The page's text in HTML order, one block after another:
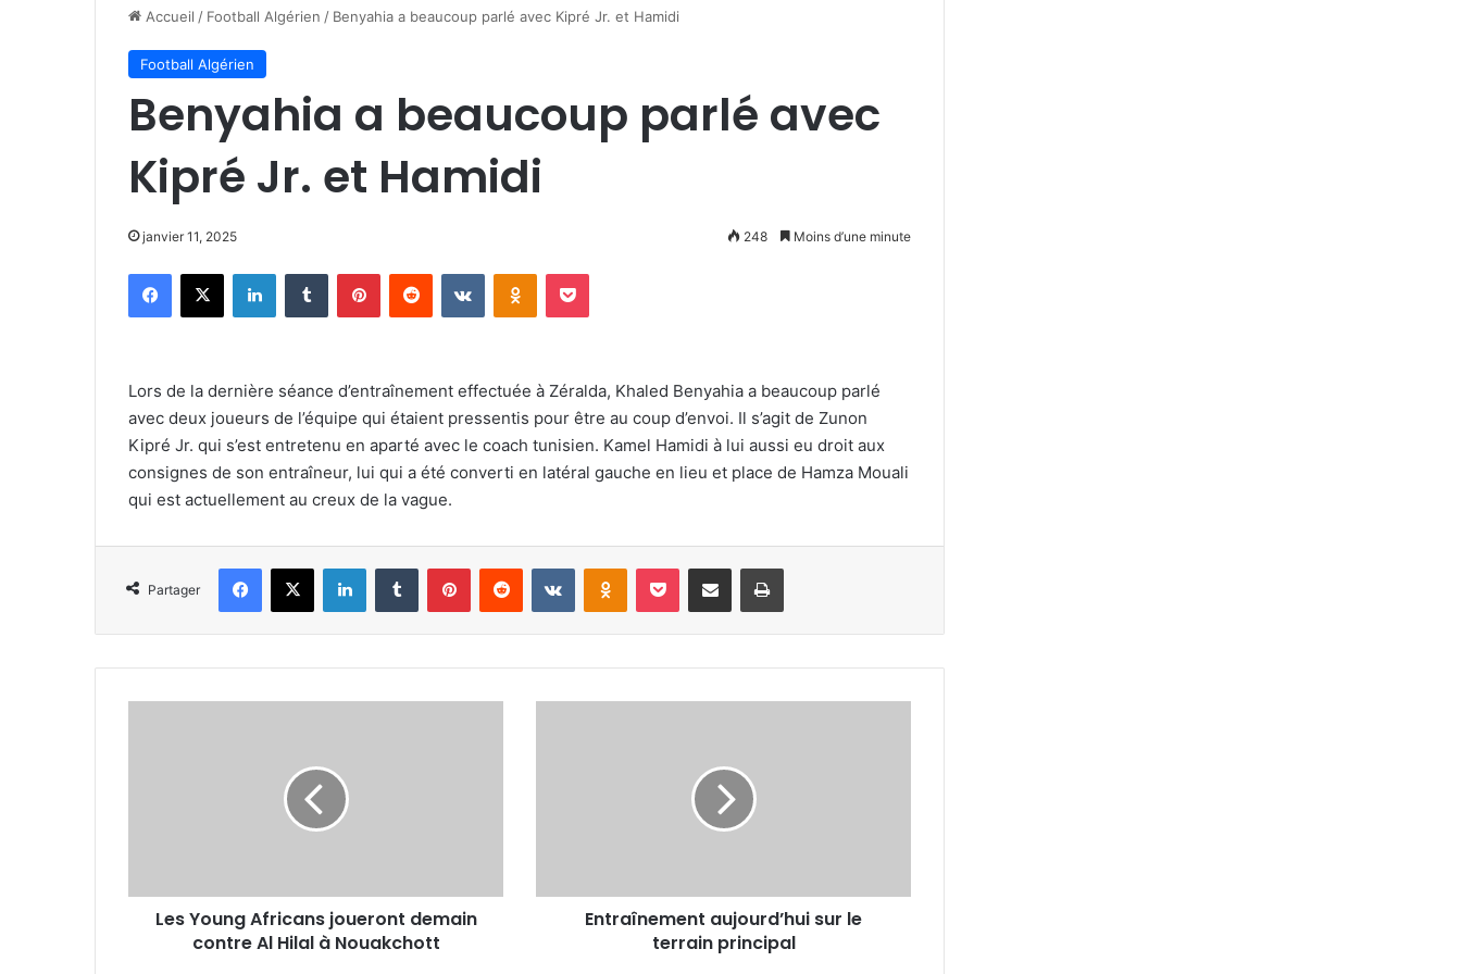
Accueil / Football Algérien / Benyahia a beaucoup parlé avec Kipré Jr. et Hamidi
Football Algérien
Benyahia a beaucoup parlé avec
Kipré Jr. et Hamidi
janvier 11, 2025 248 Moins d’une minute
Facebook
X LinkedinTumblr PinterestReddit VKontakteOdnoklassniki
Pocket
Lors de la dernière séance d’entraînement effectuée à Zéralda, Khaled Benyahia a beaucoup parlé
avec deux joueurs de l’équipe qui étaient pressentis pour être au coup d’envoi. Il s’agit de Zunon
Kipré Jr. qui s’est entretenu en aparté avec le coach tunisien. Kamel Hamidi à lui aussi eu droit aux
consignes de son entraîneur, lui qui a été converti en latéral gauche en lieu et place de Hamza Mouali
qui est actuellement au creux de la vague.
Partager
Facebook
X LinkedinTumblr PinterestReddit VKontakteOdnoklassniki
Pocket Partager par email Imprimer
à
Nouakchott
Les Young Africans joueront demain
contre Al Hilal à Nouakchott
Entraînement aujourd’hui sur le
terrain principal